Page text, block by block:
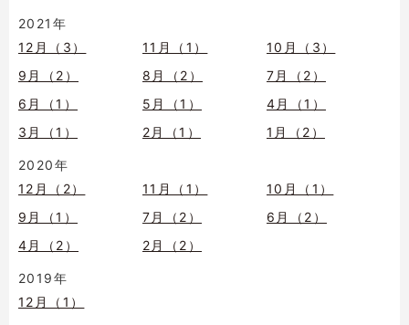
2021年
12月（3）
11月（1）
10月（3）
9月（2）
8月（2）
7月（2）
6月（1）
5月（1）
4月（1）
3月（1）
2月（1） 1月（2）
2020年
12月（2）
11月（1）
10月（1）
9月（1）
7月（2）
6月（2）
4月（2）
2月（2）
2019年
12月（1）